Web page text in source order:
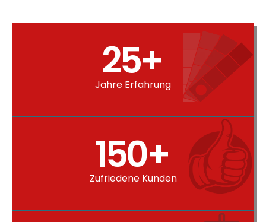
25+
Jahre Erfahrung
150+
Zufriedene Kunden